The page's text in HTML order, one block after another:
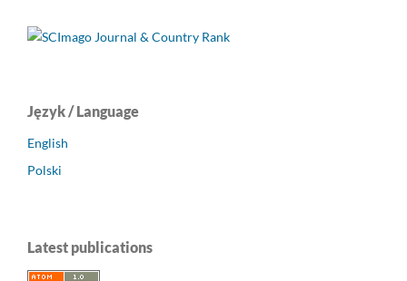
Język / Language
English
Polski
Latest publications